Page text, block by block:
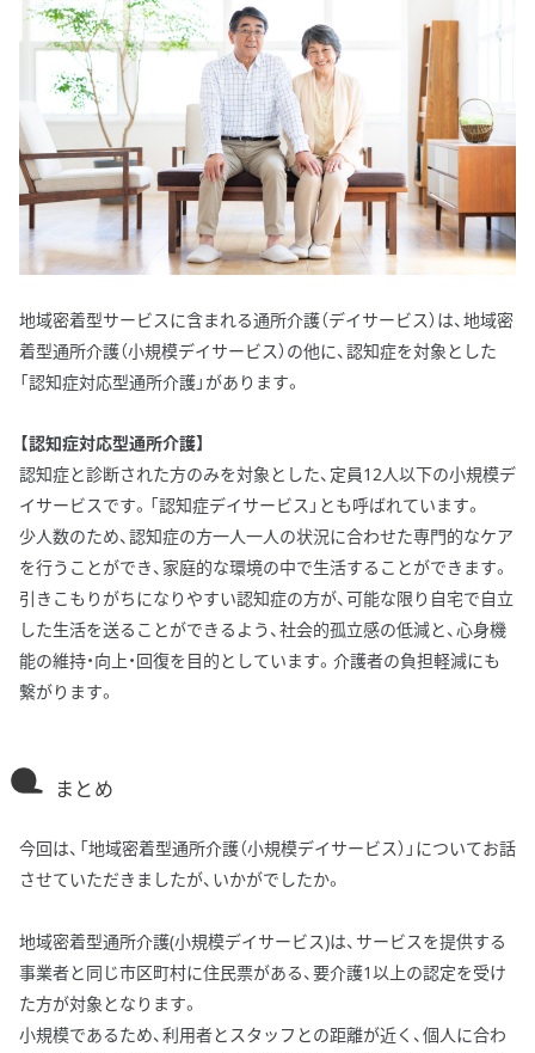
地域密着型サービスに含まれる通所介護（デイサービス）は、地域密
着型通所介護（小規模デイサービス）の他に、認知症を対象とした
「認知症対応型通所介護」があります。
【認知症対応型通所介護】
認知症と診断された方のみを対象とした、定員12人以下の小規模デ
イサービスです。「認知症デイサービス」とも呼ばれています。
少人数のため、認知症の方一人一人の状況に合わせた専門的なケア
を行うことができ、家庭的な環境の中で生活することができます。
引きこもりがちになりやすい認知症の方が、可能な限り自宅で自立
した生活を送ることができるよう、社会的孤立感の低減と、心身機
能の維持・向上・回復を目的としています。介護者の負担軽減にも
繋がります。
まとめ
今回は、「地域密着型通所介護（小規模デイサービス）」についてお話
させていただきましたが、いかがでしたか。
地域密着型通所介護(小規模デイサービス)は、サービスを提供する
事業者と同じ市区町村に住民票がある、要介護1以上の認定を受け
た方が対象となります。
小規模であるため、利用者とスタッフとの距離が近く、個人に合わ